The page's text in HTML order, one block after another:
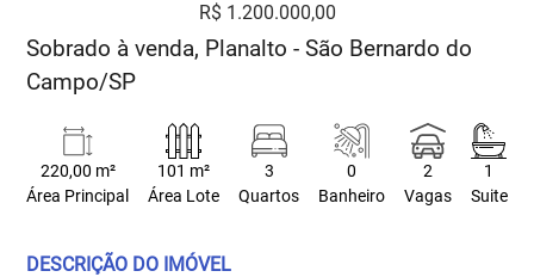
R$ 1.200.000,00
Sobrado à venda, Planalto - São Bernardo do
Campo/SP
220,00 m²
Área Principal
101 m²
Área Lote
3
Quartos
0
Banheiro
2
Vagas
1
Suite
DESCRIÇÃO DO IMÓVEL